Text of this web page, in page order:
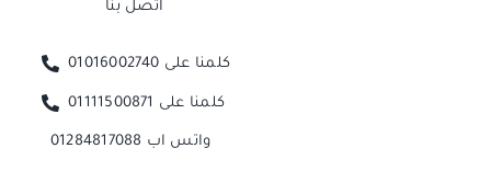
اتصل بنا
كلمنا على 01016002740
كلمنا على 01111500871
واتس اب 01284817088